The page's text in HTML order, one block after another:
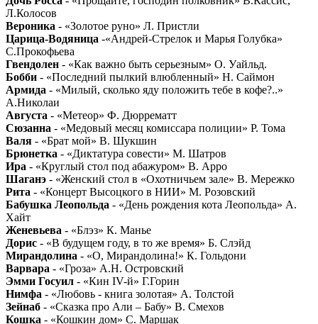
Л.Колосов
Вероника - «Золотое руно» Л. Пристли
Царица-Водяница -«Андрей-Стрелок и Марья Голубка»
С.Прокофьева
Гвендолен - «Как важно быть серьезным» О. Уайльд.
Бобби - «Последний пылкий влюбленный» Н. Саймон
Армида - «Милый, сколько яду положить тебе в кофе?..»
А.Николаи
Августа - «Метеор» Ф. Дюррематт
Сюзанна - «Медовый месяц комиссара полиции» Р. Тома
Валя - «Брат мой» В. Шукшин
Брюнетка - «Диктатура совести» М. Шатров
Ира - «Круглый стол под абажуром» В. Арро
Шаганэ - «Женский стол в «Охотничьем зале» В. Мережко
Рита - «Концерт Высоцкого в НИИ» М. Розовский
Бабушка Леопольда - «День рождения кота Леопольда» А.
Хайт
Женевьева - «Блэз» К. Манье
Дорис - «В будущем году, в то же время» Б. Слэйд
Мирандолина - «О, Мирандолина!» К. Гольдони
Варвара - «Гроза» А.Н. Островский
Эмми Госуил - «Кин IV-й» Г.Горин
Нимфа - «Любовь - книга золотая» А. Толстой
Зейнаб - «Сказка про Али – Бабу» В. Смехов
Кошка - «Кошкин дом» С. Маршак